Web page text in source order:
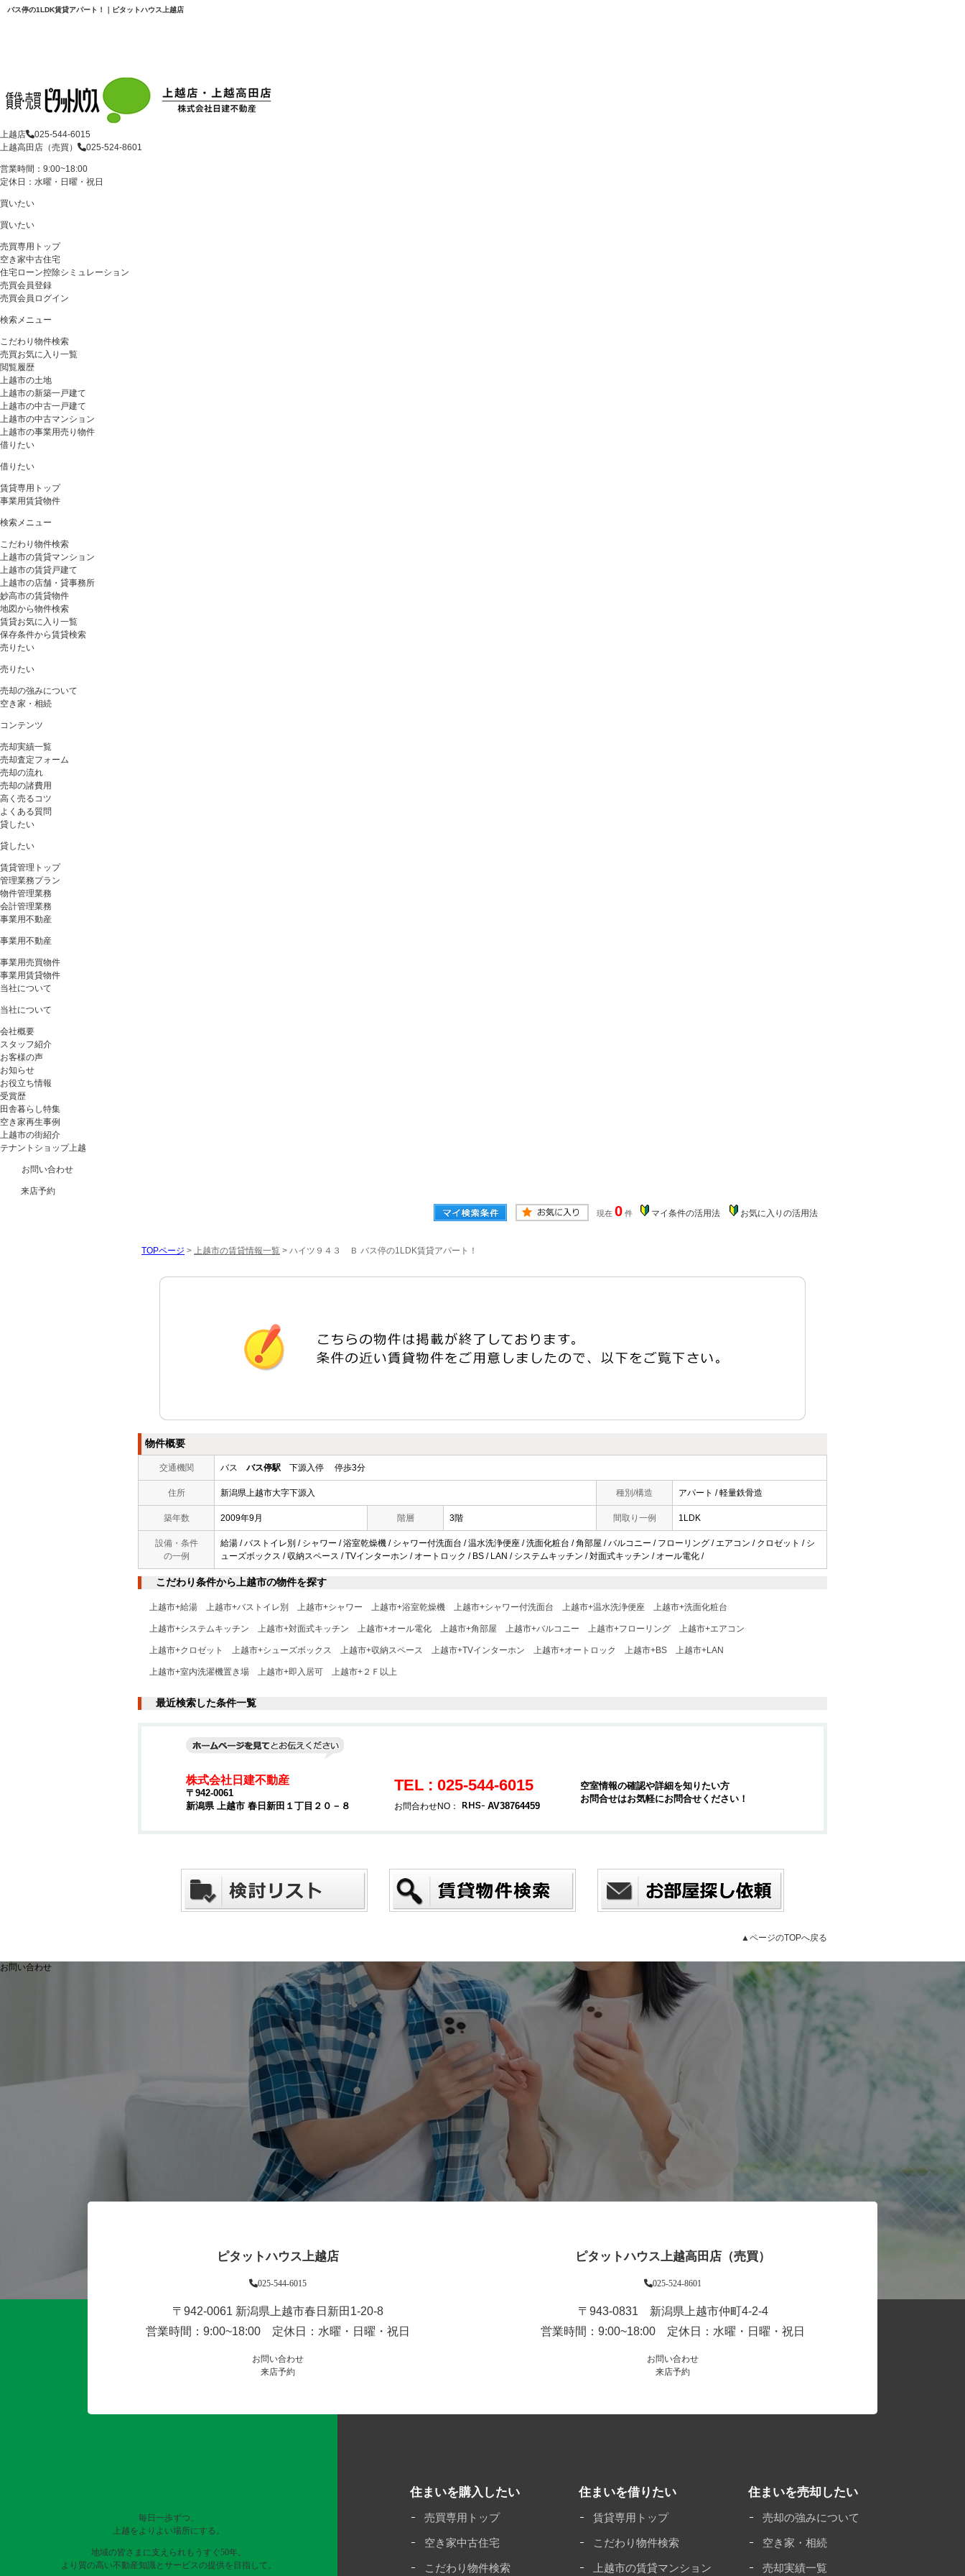
バス停の1LDK賃貸アパート！｜ピタットハウス上越店
上越店
025-544-6015
上越高田店（売買）
025-524-8601
営業時間：9:00~18:00
定休日：水曜・日曜・祝日
買いたい
買いたい
売買専用トップ
空き家中古住宅
住宅ローン控除シミュレーション
売買会員登録
売買会員ログイン
検索メニュー
こだわり物件検索
売買お気に入り一覧
閲覧履歴
上越市の土地
上越市の新築一戸建て
上越市の中古一戸建て
上越市の中古マンション
上越市の事業用売り物件
借りたい
借りたい
賃貸専用トップ
事業用賃貸物件
検索メニュー
こだわり物件検索
上越市の賃貸マンション
上越市の賃貸戸建て
上越市の店舗・貸事務所
妙高市の賃貸物件
地図から物件検索
賃貸お気に入り一覧
保存条件から賃貸検索
売りたい
売りたい
売却の強みについて
空き家・相続
コンテンツ
売却実績一覧
売却査定フォーム
売却の流れ
売却の諸費用
高く売るコツ
よくある質問
貸したい
貸したい
賃貸管理トップ
管理業務プラン
物件管理業務
会計管理業務
事業用不動産
事業用不動産
事業用売買物件
事業用賃貸物件
当社について
当社について
会社概要
スタッフ紹介
お客様の声
お知らせ
お役立ち情報
受賞歴
田舎暮らし特集
空き家再生事例
上越市の街紹介
テナントショップ上越
お問い合わせ
来店予約
現在 0 件 マイ条件の活用法 お気に入りの活用法
TOPページ > 上越市の賃貸情報一覧 > ハイツ９４３ Ｂ バス停の1LDK賃貸アパート！
物件概要
交通機関 バス バス停駅 下源入停 停歩3分
住所 新潟県上越市大字下源入 種別/構造 アパート / 軽量鉄骨造
築年数 2009年9月 階層 3階 間取り一例 1LDK
設備・条件
の一例
給湯 / バストイレ別 / シャワー / 浴室乾燥機 / シャワー付洗面台 / 温水洗浄便座 / 洗面化粧台 / 角部屋 / バルコニー / フローリング / エアコン / クロゼット / シ
ューズボックス / 収納スペース / TVインターホン / オートロック / BS / LAN / システムキッチン / 対面式キッチン / オール電化 /
こだわり条件から上越市の物件を探す
上越市+給湯 上越市+バストイレ別 上越市+シャワー 上越市+浴室乾燥機 上越市+シャワー付洗面台 上越市+温水洗浄便座 上越市+洗面化粧台
上越市+システムキッチン 上越市+対面式キッチン 上越市+オール電化 上越市+角部屋 上越市+バルコニー 上越市+フローリング 上越市+エアコン
上越市+クロゼット 上越市+シューズボックス 上越市+収納スペース 上越市+TVインターホン 上越市+オートロック 上越市+BS 上越市+LAN
上越市+室内洗濯機置き場 上越市+即入居可 上越市+２Ｆ以上
最近検索した条件一覧
株式会社日建不動産
〒942-0061
新潟県 上越市 春日新田１丁目２０－８
TEL : 025-544-6015
お問合わせNO： AV38764459
空室情報の確認や詳細を知りたい方
お問合せはお気軽にお問合せください！
▲ページのTOPへ戻る
お問い合わせ
ピタットハウス上越店
025-544-6015
〒942-0061 新潟県上越市春日新田1-20-8
営業時間：9:00~18:00 定休日：水曜・日曜・祝日
お問い合わせ
来店予約
ピタットハウス上越高田店（売買）
025-524-8601
〒943-0831 新潟県上越市仲町4-2-4
営業時間：9:00~18:00 定休日：水曜・日曜・祝日
お問い合わせ
来店予約
毎日一歩ずつ、
上越をよりよい場所にする。
地域の皆さまに支えられもうすぐ50年。
より質の高い不動産知識とサービスの提供を目指して。
住まいを購入したい
売買専用トップ
空き家中古住宅
こだわり物件検索
住まいを借りたい
賃貸専用トップ
こだわり物件検索
上越市の賃貸マンション
住まいを売却したい
売却の強みについて
空き家・相続
売却実績一覧